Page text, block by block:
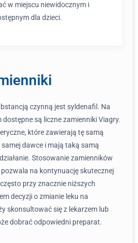
w miejscu niewidocznym i
dla dzieci.
czynną jest syldenafil. Na
są liczne zamienniki Viagry.
które zawierają tę samą
dawce i mają taką samą
Stosowanie zamienników
pozwala na kontynuację skutecznej
przy znacznie niższych
decyzji o zmianie leku na
skonsultować się z lekarzem lub
dobrać odpowiedni preparat.